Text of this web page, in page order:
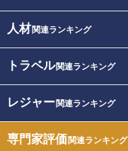
人材関連ランキング
トラベル関連ランキング
レジャー関連ランキング
専門家評価関連ランキング